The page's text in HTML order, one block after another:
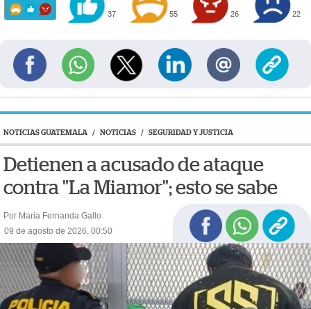
37 55 26 22
NOTICIAS GUATEMALA / NOTICIAS / SEGURIDAD Y JUSTICIA
Detienen a acusado de ataque
contra "La Miamor"; esto se sabe
Por Maria Fernanda Gallo
09 de agosto de 2026, 00:50